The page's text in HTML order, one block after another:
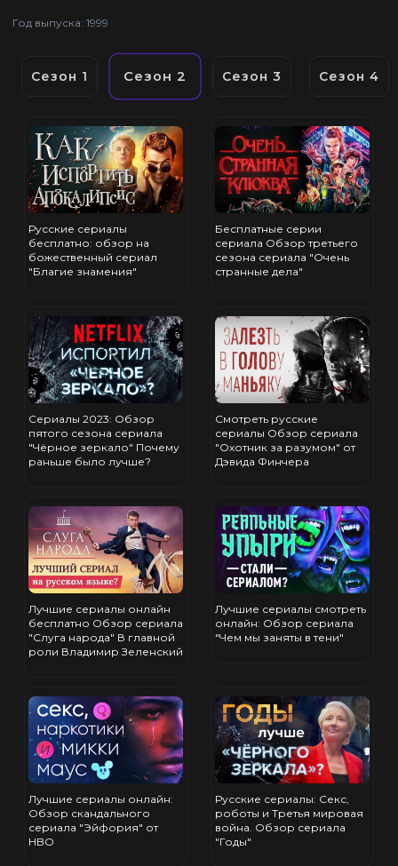
Год выпуска: 1999
Сезон 1 Сезон 2 Сезон 3 Сезон 4
Русские сериалы
бесплатно: обзор на
божественный сериал
"Благие знамения"
Бесплатные серии
сериала Обзор третьего
сезона сериала "Очень
странные дела"
Сериалы 2023: Обзор
пятого сезона сериала
"Чёрное зеркало" Почему
раньше было лучше?
Смотреть русские
сериалы Обзор сериала
"Охотник за разумом" от
Дэвида Финчера
Лучшие сериалы онлайн
бесплатно Обзор сериала
"Слуга народа" В главной
роли Владимир Зеленский
Лучшие сериалы смотреть
онлайн: Обзор сериала
"Чем мы заняты в тени"
Лучшие сериалы онлайн:
Обзор скандального
сериала "Эйфория" от
HBO
Русские сериалы: Секс,
роботы и Третья мировая
война. Обзор сериала
"Годы"